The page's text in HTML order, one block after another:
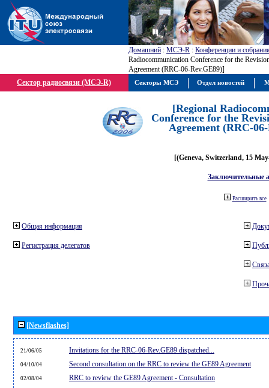
Домашний : МСЭ-R : Конференции и
Radiocommunication Conference for the
Agreement (RRC-06-Rev.GE89)]
Сектор радиосвязи (МСЭ-R)
[Regional
Conference for the
Agreement (RRC-
[(Geneva, Switzerland, 15
Заключительные
Расширить все
Общая информация
Регистрация делегатов
[Newsflashes]
21/06/05 Invitations for the RRC-06-Rev.GE89 dispatched...
04/10/04 Second consultation on the RRC to review the GE89 Agreement
02/08/04 RRC to review the GE89 Agreement - Consultation
Секторы МСЭ Отдел новостей